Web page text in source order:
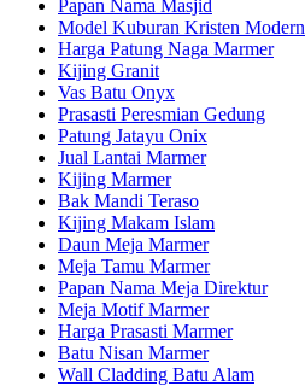
Papan Nama Masjid
Model Kuburan Kristen Modern
Harga Patung Naga Marmer
Kijing Granit
Vas Batu Onyx
Prasasti Peresmian Gedung
Patung Jatayu Onix
Jual Lantai Marmer
Kijing Marmer
Bak Mandi Teraso
Kijing Makam Islam
Daun Meja Marmer
Meja Tamu Marmer
Papan Nama Meja Direktur
Meja Motif Marmer
Harga Prasasti Marmer
Batu Nisan Marmer
Wall Cladding Batu Alam